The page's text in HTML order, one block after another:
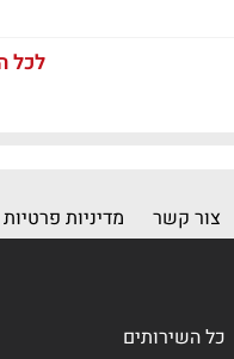
לכל
צור קשר מדיניות פרטיות
כל השירותים